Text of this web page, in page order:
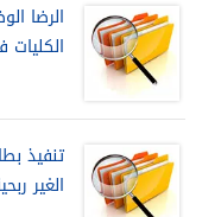
الرضا
تنفيذ
الغير